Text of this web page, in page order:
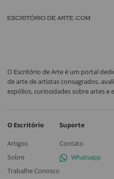
O Escritório de Arte é um portal
de arte de artistas consagrados,
espólios, curiosidades sobre artes e
O Escritório
Artigos
Sobre
Trabalhe Conosco
Suporte
Contato
Whatsapp